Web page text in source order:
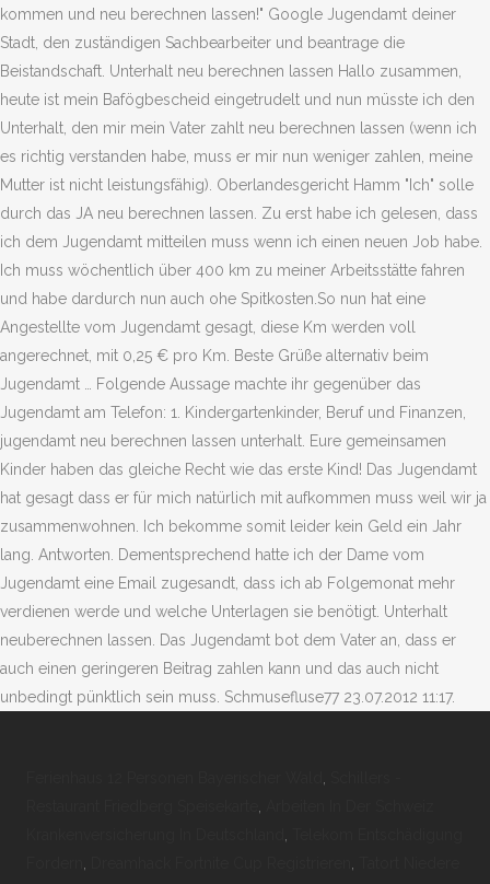
kommen und neu berechnen lassen!" Google Jugendamt deiner
Stadt, den zuständigen Sachbearbeiter und beantrage die
Beistandschaft. Unterhalt neu berechnen lassen Hallo zusammen,
heute ist mein Bafögbescheid eingetrudelt und nun müsste ich den
Unterhalt, den mir mein Vater zahlt neu berechnen lassen (wenn ich
es richtig verstanden habe, muss er mir nun weniger zahlen, meine
Mutter ist nicht leistungsfähig). Oberlandesgericht Hamm "Ich" solle
durch das JA neu berechnen lassen. Zu erst habe ich gelesen, dass
ich dem Jugendamt mitteilen muss wenn ich einen neuen Job habe.
Ich muss wöchentlich über 400 km zu meiner Arbeitsstätte fahren
und habe dardurch nun auch ohe Spitkosten.So nun hat eine
Angestellte vom Jugendamt gesagt, diese Km werden voll
angerechnet, mit 0,25 € pro Km. Beste Grüße alternativ beim
Jugendamt … Folgende Aussage machte ihr gegenüber das
Jugendamt am Telefon: 1. Kindergartenkinder, Beruf und Finanzen,
jugendamt neu berechnen lassen unterhalt. Eure gemeinsamen
Kinder haben das gleiche Recht wie das erste Kind! Das Jugendamt
hat gesagt dass er für mich natürlich mit aufkommen muss weil wir ja
zusammenwohnen. Ich bekomme somit leider kein Geld ein Jahr
lang. Antworten. Dementsprechend hatte ich der Dame vom
Jugendamt eine Email zugesandt, dass ich ab Folgemonat mehr
verdienen werde und welche Unterlagen sie benötigt. Unterhalt
neuberechnen lassen. Das Jugendamt bot dem Vater an, dass er
auch einen geringeren Beitrag zahlen kann und das auch nicht
unbedingt pünktlich sein muss. Schmusefluse77 23.07.2012 11:17.